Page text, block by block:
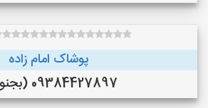
پوشاک امام زاده
09384427897 (بجنورد )